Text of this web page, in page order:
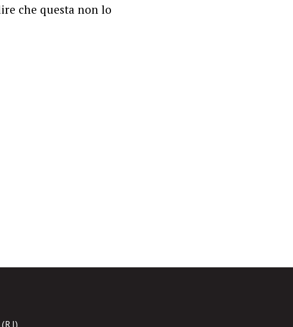
che questa non lo